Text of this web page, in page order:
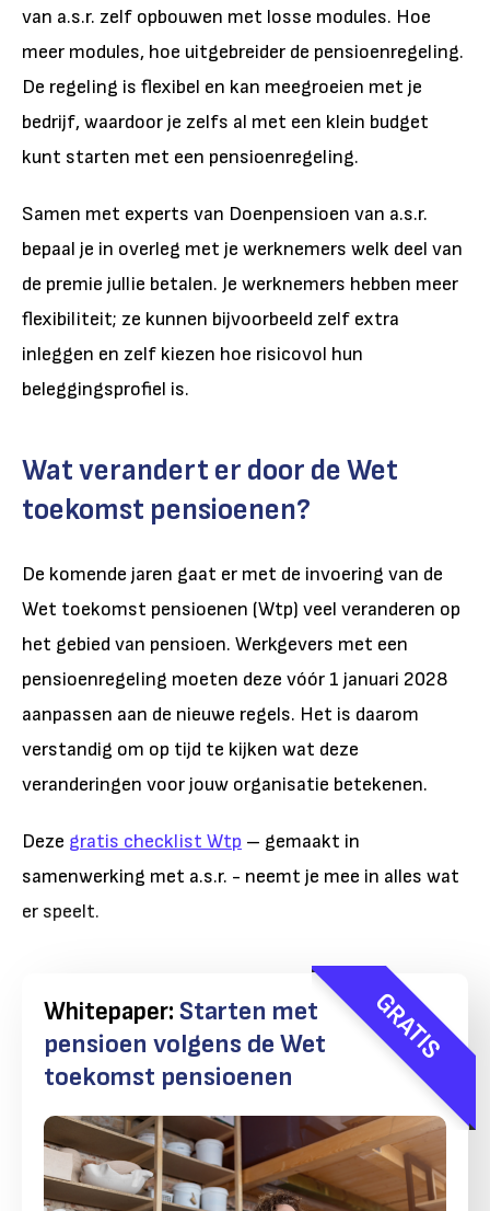
van a.s.r. zelf opbouwen met losse modules. Hoe
meer modules, hoe uitgebreider de pensioenregeling.
De regeling is flexibel en kan meegroeien met je
bedrijf, waardoor je zelfs al met een klein budget
kunt starten met een pensioenregeling.
Samen met experts van Doenpensioen van a.s.r.
bepaal je in overleg met je werknemers welk deel van
de premie jullie betalen. Je werknemers hebben meer
flexibiliteit; ze kunnen bijvoorbeeld zelf extra
inleggen en zelf kiezen hoe risicovol hun
beleggingsprofiel is.
Wat verandert er door de Wet
toekomst pensioenen?
De komende jaren gaat er met de invoering van de
Wet toekomst pensioenen (Wtp) veel veranderen op
het gebied van pensioen. Werkgevers met een
pensioenregeling moeten deze vóór 1 januari 2028
aanpassen aan de nieuwe regels. Het is daarom
verstandig om op tijd te kijken wat deze
veranderingen voor jouw organisatie betekenen.
Deze gratis checklist Wtp – gemaakt in
samenwerking met a.s.r. - neemt je mee in alles wat
er speelt.
Whitepaper: Starten met
pensioen volgens de Wet
toekomst pensioenen
GRATIS